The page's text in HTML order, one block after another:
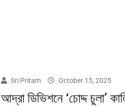
Sri Pritam October 15, 2025
আদ্রা ডিভিশনে ‘চোদ্দ চুলা’